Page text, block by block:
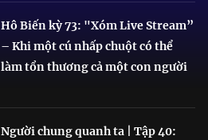
Hô Biến kỳ 73: "Xóm Live Stream”
– Khi một cú nhấp chuột có thể
làm tổn thương cả một con người
Người chung quanh ta | Tập 40: